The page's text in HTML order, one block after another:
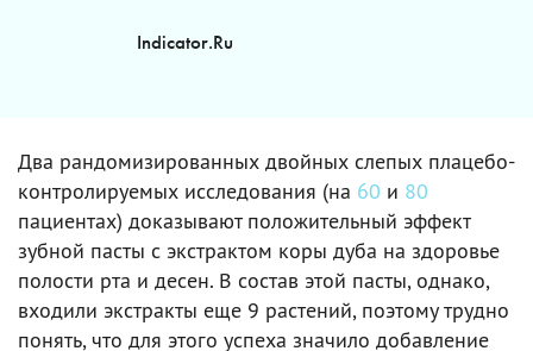
Indicator.Ru
Два рандомизированных двойных слепых плацебо-
контролируемых исследования (на 60 и 80
пациентах) доказывают положительный эффект
зубной пасты с экстрактом коры дуба на здоровье
полости рта и десен. В состав этой пасты, однако,
входили экстракты еще 9 растений, поэтому трудно
понять, что для этого успеха значило добавление